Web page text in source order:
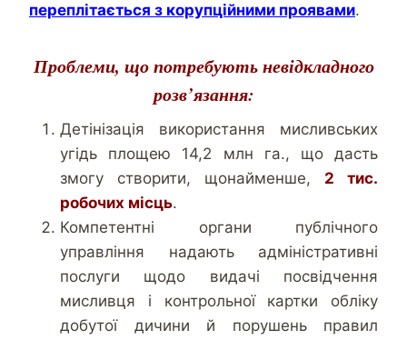
переплітається з корупційними проявами.
Проблеми, що потребують невідкладного
розв’язання:
Детінізація використання мисливських
угідь площею 14,2 млн га., що дасть
змогу створити, щонайменше, 2 тис.
робочих місць.
Компетентні органи публічного
управління надають адміністративні
послуги щодо видачі посвідчення
мисливця і контрольної картки обліку
добутої дичини й порушень правил